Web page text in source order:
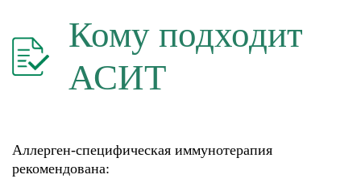
Кому подходит
АСИТ
Аллерген-специфическая иммунотерапия
рекомендована: